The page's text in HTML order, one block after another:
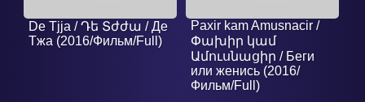
De Tjja / Դե Տժժա / Де
Тжа (2016/Фильм/Full)
Paxir kam Amusnacir /
Փախիր կամ
Ամուսնացիր / Беги
или женись (2016/
Фильм/Full)